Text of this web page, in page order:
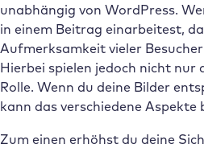
unabhängig von WordPress.
in einem Beitrag einarbeitest,
Aufmerksamkeit vieler
Hierbei spielen jedoch nicht nur
Rolle. Wenn du deine Bilder
kann das verschiedene Aspekte
Zum einen erhöhst du deine